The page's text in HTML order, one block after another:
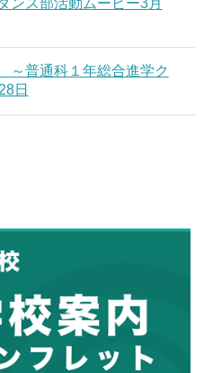
ス部活動ムービー3月
普通科１年総合進学ク
日